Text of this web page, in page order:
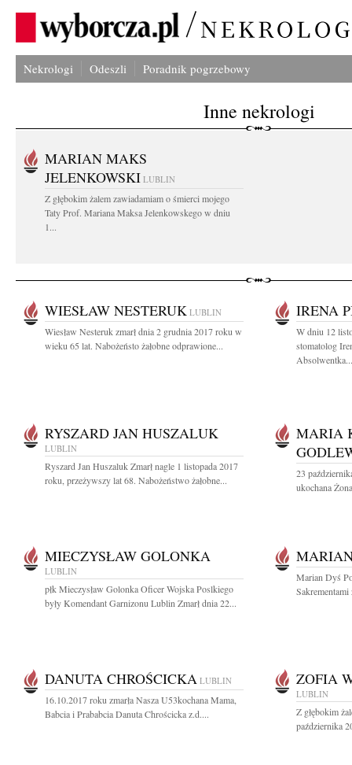
Nekrologi Odeszli Poradnik pogrzebowy
Inne nekrologi
MARIAN MAKS
JELENKOWSKI LUBLIN
Z głębokim żalem zawiadamiam o śmierci mojego
Taty Prof. Mariana Maksa Jelenkowskego w dniu
1...
WIESŁAW NESTERUK LUBLIN
Wiesław Nesteruk zmarł dnia 2 grudnia 2017 roku w
wieku 65 lat. Nabożeństo żałobne odprawione...
IRENA
W dniu 12
stomatolog
Absolwentka...
RYSZARD JAN HUSZALUK
LUBLIN
Ryszard Jan Huszaluk Zmarł nagle 1 listopada 2017
roku, przeżywszy lat 68. Nabożeństwo żałobne...
MARIA
23
ukochana
MIECZYSŁAW GOLONKA
LUBLIN
płk Mieczysław Golonka Oficer Wojska Poslkiego
były Komendant Garnizonu Lublin Zmarł dnia 22...
Marian Dyś
Sakrementami
DANUTA CHROŚCICKA LUBLIN
16.10.2017 roku zmarła Nasza U53kochana Mama,
Babcia i Prababcia Danuta Chrościcka z.d....
ZOFIA
LUBLIN
Z głębokim
października